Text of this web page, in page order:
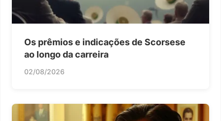
Os prêmios e indicações de Scorsese
ao longo da carreira
02/08/2026